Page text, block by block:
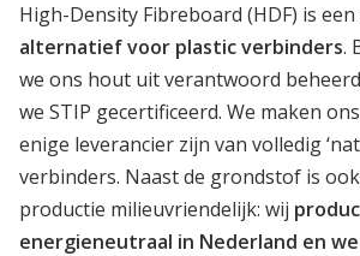
High-Density Fibreboard (HDF) is een
alternatief voor plastic verbinders.
we ons hout uit verantwoord
we STIP gecertificeerd. We maken
enige leverancier zijn van volledig
verbinders. Naast de grondstof is
productie milieuvriendelijk: wij
energieneutraal in Nederland en